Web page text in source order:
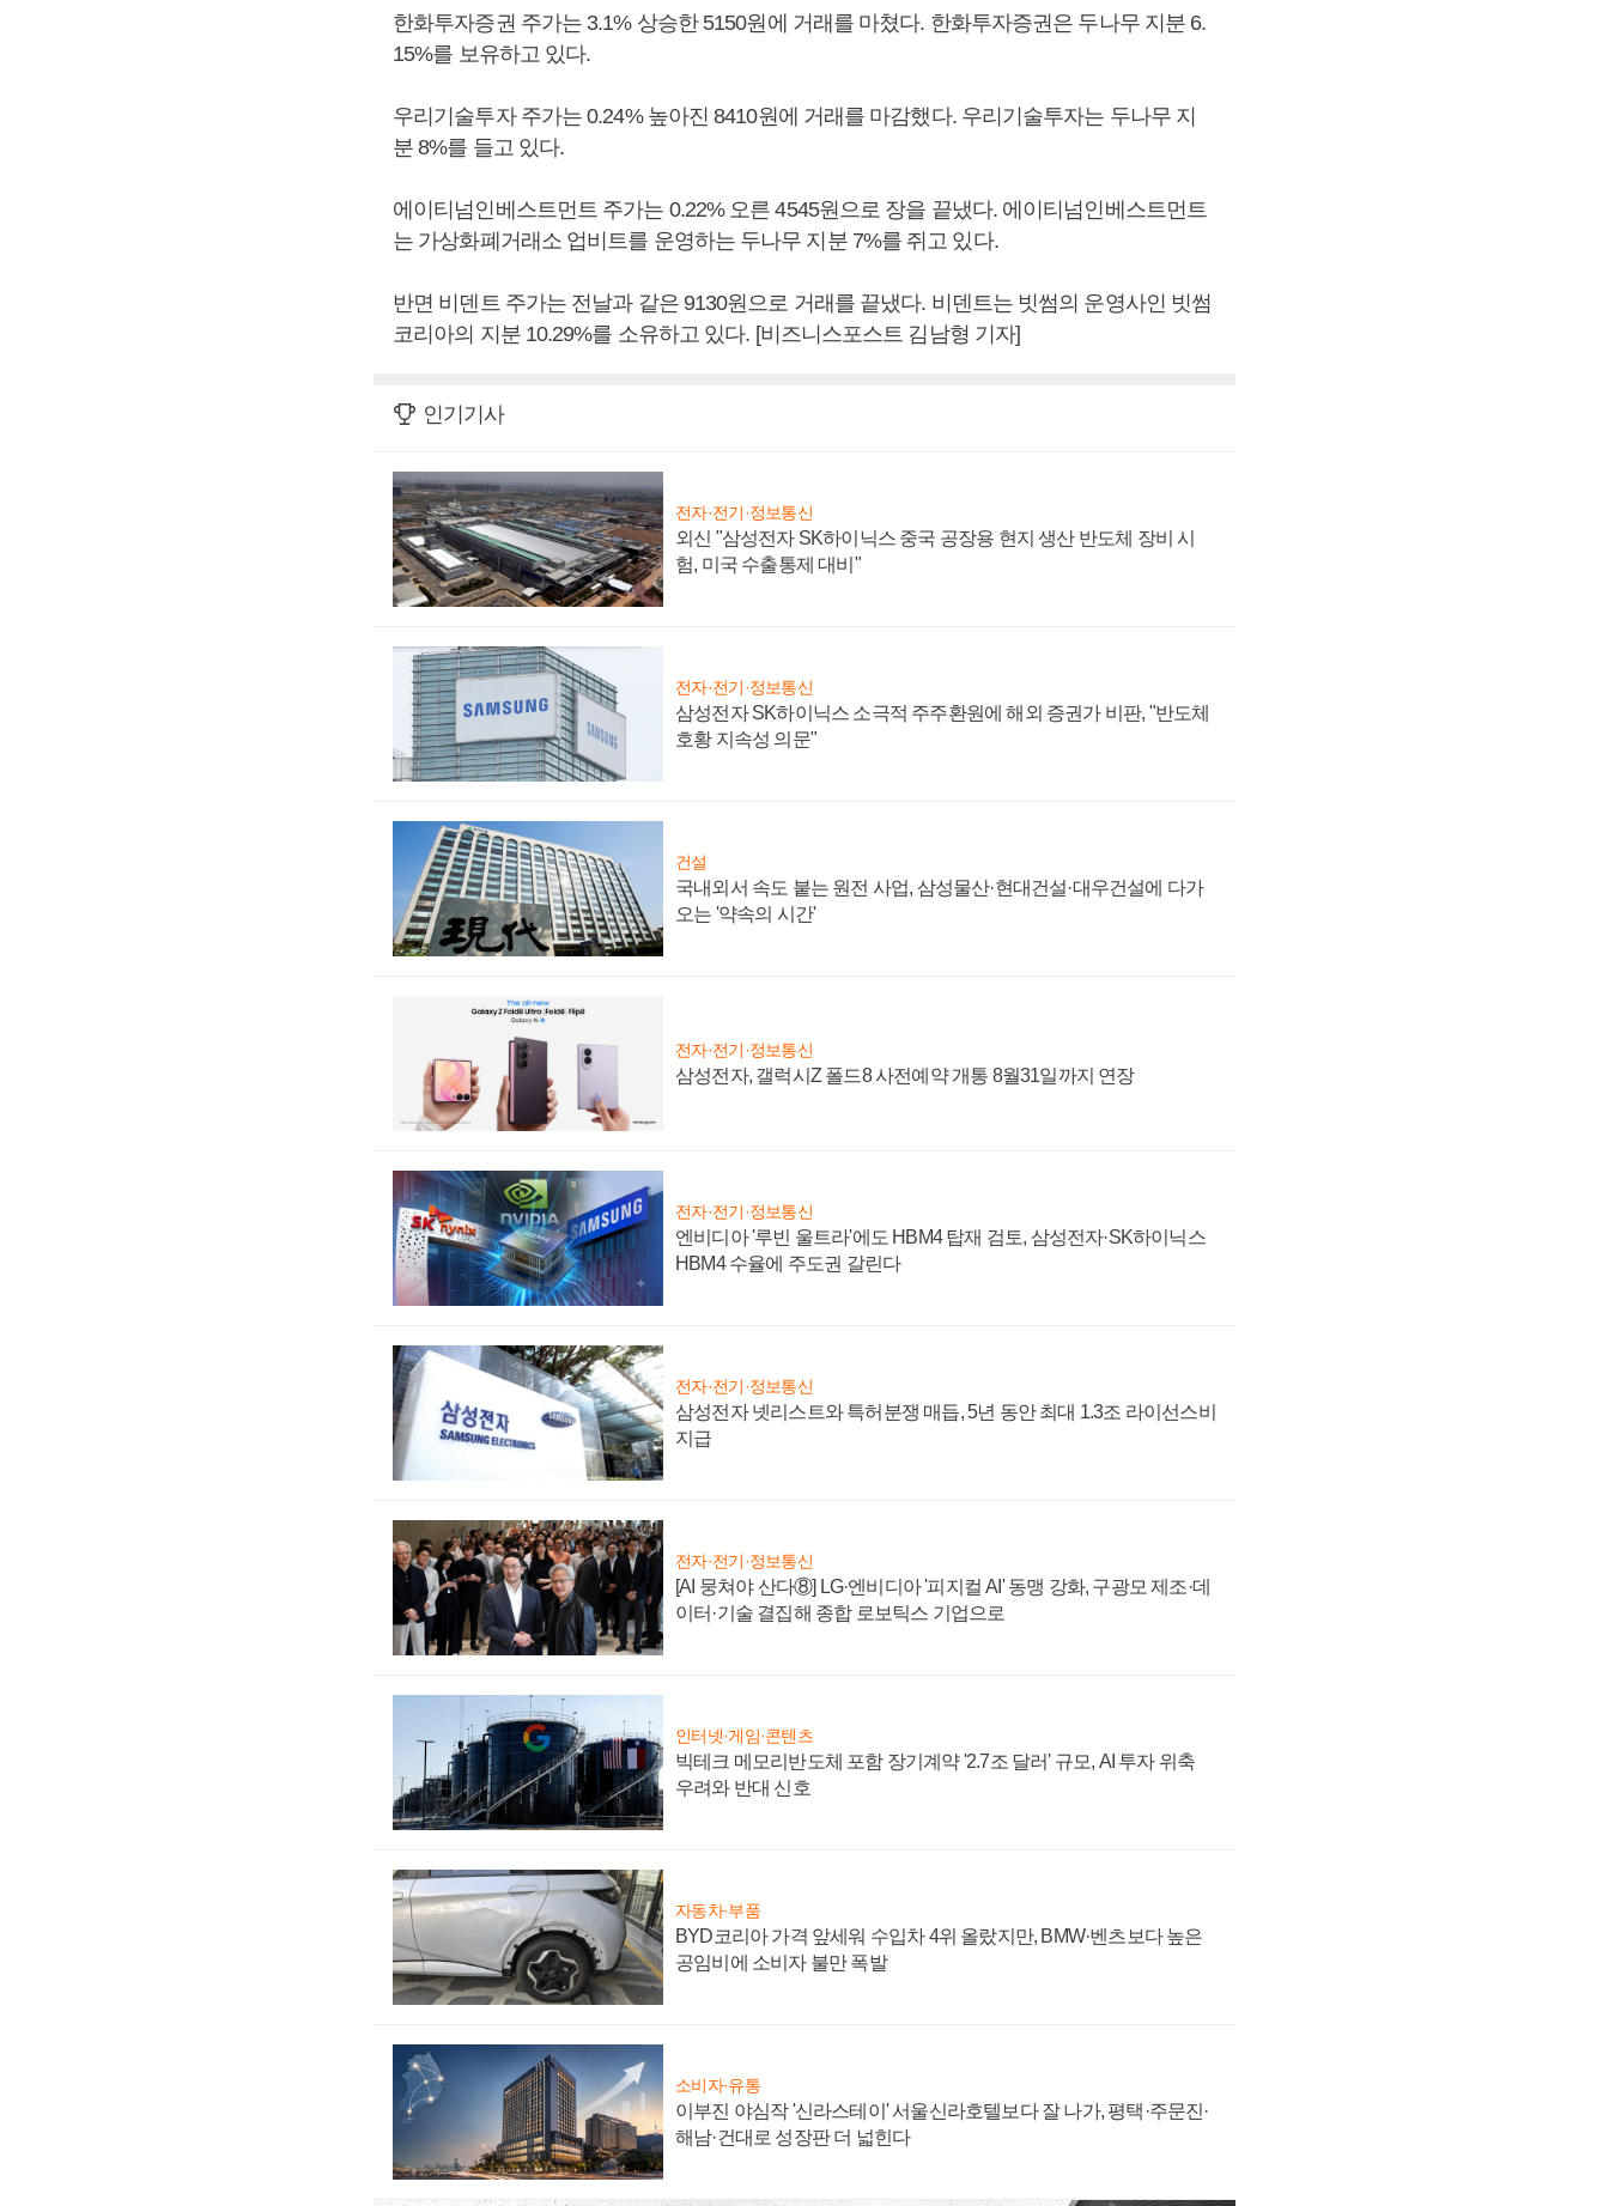
한화투자증권 주가는 3.1% 상승한 5150원에 거래를 마쳤다. 한화투자증권은 두나무 지분 6.
15%를 보유하고 있다.
우리기술투자 주가는 0.24% 높아진 8410원에 거래를 마감했다. 우리기술투자는 두나무 지
분 8%를 들고 있다.
에이티넘인베스트먼트 주가는 0.22% 오른 4545원으로 장을 끝냈다. 에이티넘인베스트먼트
는 가상화폐거래소 업비트를 운영하는 두나무 지분 7%를 쥐고 있다.
반면 비덴트 주가는 전날과 같은 9130원으로 거래를 끝냈다. 비덴트는 빗썸의 운영사인 빗썸
코리아의 지분 10.29%를 소유하고 있다. [비즈니스포스트 김남형 기자]
인기기사
전자·전기·정보통신
외신 "삼성전자 SK하이닉스 중국 공장용 현지 생산 반도체 장비 시
험, 미국 수출통제 대비"
전자·전기·정보통신
삼성전자 SK하이닉스 소극적 주주환원에 해외 증권가 비판, "반도체
호황 지속성 의문"
건설
국내외서 속도 붙는 원전 사업, 삼성물산·현대건설·대우건설에 다가
오는 '약속의 시간'
전자·전기·정보통신
삼성전자, 갤럭시Z 폴드8 사전예약 개통 8월31일까지 연장
전자·전기·정보통신
엔비디아 '루빈 울트라'에도 HBM4 탑재 검토, 삼성전자·SK하이닉스
HBM4 수율에 주도권 갈린다
전자·전기·정보통신
삼성전자 넷리스트와 특허분쟁 매듭, 5년 동안 최대 1.3조 라이선스비
지급
전자·전기·정보통신
[AI 뭉쳐야 산다⑧] LG·엔비디아 '피지컬 AI' 동맹 강화, 구광모 제조·데
이터·기술 결집해 종합 로보틱스 기업으로
인터넷·게임·콘텐츠
빅테크 메모리반도체 포함 장기계약 '2.7조 달러' 규모, AI 투자 위축
우려와 반대 신호
자동차·부품
BYD코리아 가격 앞세워 수입차 4위 올랐지만, BMW·벤츠보다 높은
공임비에 소비자 불만 폭발
소비자·유통
이부진 야심작 '신라스테이' 서울신라호텔보다 잘 나가, 평택·주문진·
해남·건대로 성장판 더 넓힌다